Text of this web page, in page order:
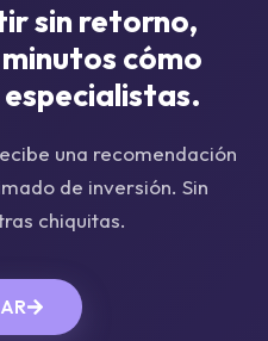
sin retorno,
cómo
una recomendación
de inversión. Sin
chiquitas.